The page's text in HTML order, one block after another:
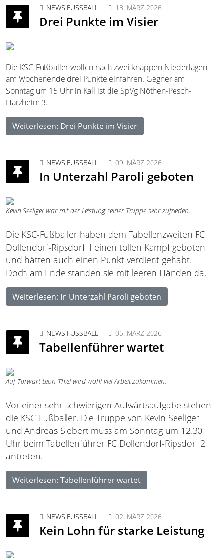
NEWS FUSSBALL 13. MÄRZ 2026
Drei Punkte im Visier
Die KSC-Fußballer wollen nach zwei knappen Niederlagen
am Wochenende drei Punkte einfahren. Gegner am
Sonntag um 15 Uhr in Kall ist die SpVg Nöthen-Pesch-
Harzheim 3.
Weiterlesen: Drei Punkte im Visier
NEWS FUSSBALL 09. MÄRZ 2026
In Unterzahl Paroli geboten
Kevin Seeliger war mit der Leistung seiner Truppe sehr zufrieden.
Die KSC-Fußballer haben dem Tabellenzweiten FC
Dollendorf-Ripsdorf II einen tollen Kampf geboten
und hätten auch einen Punkt verdient gehabt.
Doch am Ende standen sie mit leeren Händen da.
Weiterlesen: In Unterzahl Paroli geboten
NEWS FUSSBALL 05. MÄRZ 2026
Tabellenführer wartet
Auf Torwart Leon Thiel wird wohl viel Arbeit zukommen.
Vor einer sehr schwierigen Aufwärtsaufgabe stehen
die KSC-Fußballer. Die Truppe von Kevin Seeliger
und Andreas Siebert muss am Sonntag um 12.30
Uhr beim Tabellenführer FC Dollendorf-Ripsdorf 2
antreten.
Weiterlesen: Tabellenführer wartet
NEWS FUSSBALL 02. MÄRZ 2026
Kein Lohn für starke Leistung